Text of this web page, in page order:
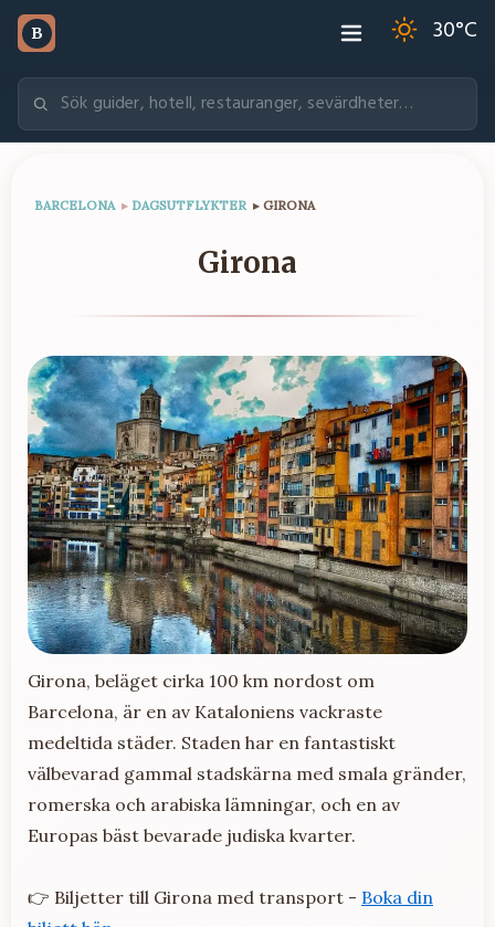
B 30°C
BARCELONA ▸ DAGSUTFLYKTER ▸ GIRONA
Girona
Girona, beläget cirka 100 km nordost om
Barcelona, är en av Kataloniens vackraste
medeltida städer. Staden har en fantastiskt
välbevarad gammal stadskärna med smala gränder,
romerska och arabiska lämningar, och en av
Europas bäst bevarade judiska kvarter.
👉 Biljetter till Girona med transport - Boka din